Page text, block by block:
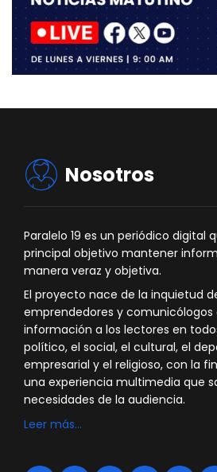
Nosotros
Paralelo 19 es un periódico digital
principal objetivo mantener
manera veraz y objetiva.
El proyecto nace de la inquietud
emprendedores y
información a los lectores en
político, el social, el cultural, el
empresarial y el religioso, con la
una experiencia multimedia que
necesidades de la audiencia.
Leer más…